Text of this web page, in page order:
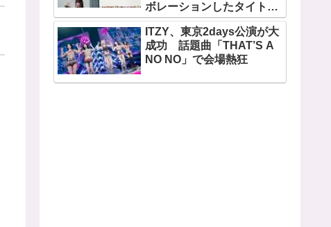
ボレーションしたタイトル
曲「BOOMPALA」MVも公
開
ITZY、東京2days公演が大
成功 話題曲「THAT’S A
NO NO」で会場熱狂